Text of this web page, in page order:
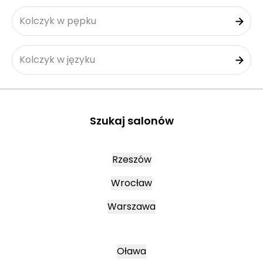
Kolczyk w pępku
Kolczyk w języku
Szukaj salonów
Rzeszów
Wrocław
Warszawa
Oława